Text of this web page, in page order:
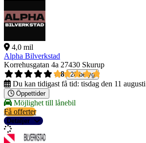
4,0 mil
Alpha Bilverkstad
Korrehusgatan 4a 27430 Skurup
4,8
28 betyg
Du kan tidigast få tid: tisdag den 11 augusti
Öppettider
Möjlighet till lånebil
Få offerter
Detaljer